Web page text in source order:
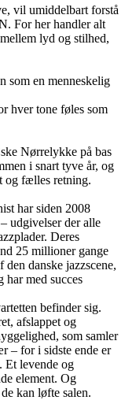
vil umiddelbart forstå
For her handler alt
lyd og stilhed,
som en menneskelig
hver tone føles som
Nørrelykke på bas
i snart tyve år, og
og fælles retning.
har siden 2008
udgivelser der alle
Deres
25 millioner gange
danske jazzscene,
med succes
befinder sig.
afslappet og
som samler
– for i sidste ende er
Et levende og
element. Og
kan løfte salen.